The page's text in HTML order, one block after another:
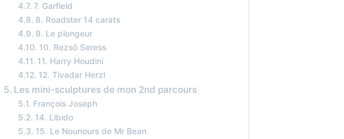
7. Garfield
8. Roadster 14 carats
9. Le plongeur
10. Rezső Seress
11. Harry Houdini
12. Tivadar Herzl
Les mini-sculptures de mon 2nd parcours
François Joseph
14. Libido
15. Le Nounours de Mr Bean